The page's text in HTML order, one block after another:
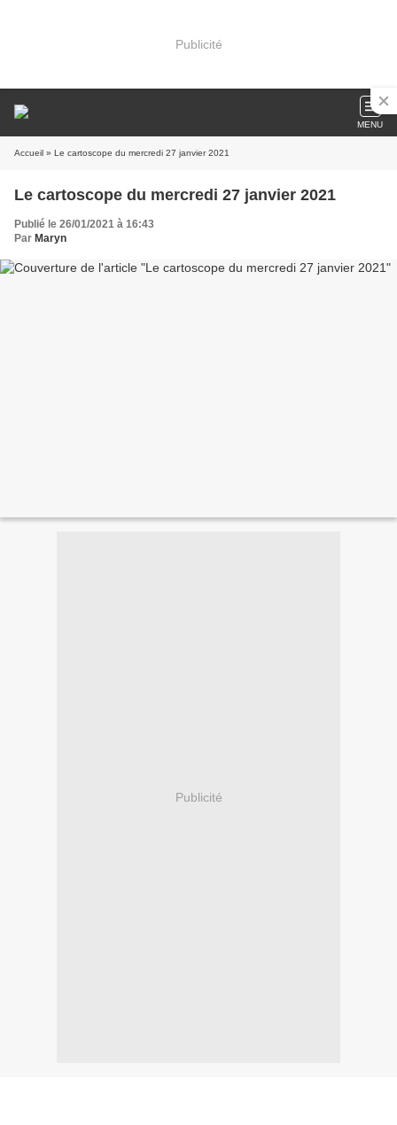
Publicité
MENU
Accueil » Le cartoscope du mercredi 27 janvier 2021
Le cartoscope du mercredi 27 janvier 2021
Publié le 26/01/2021 à 16:43
Par Maryn
Publicité